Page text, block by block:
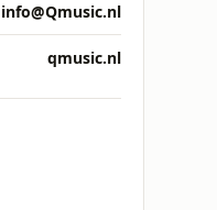
info@Qmusic.nl
qmusic.nl